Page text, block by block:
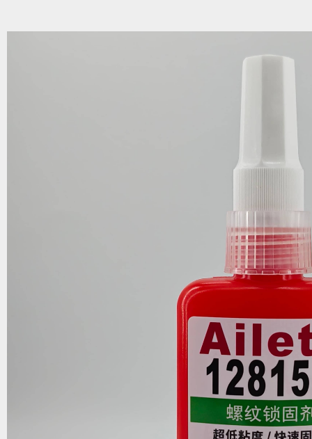
3 4 5